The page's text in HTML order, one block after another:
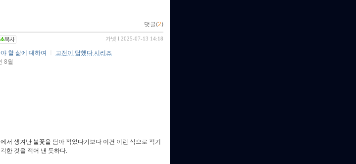
댓글(2)
가넷 l 2025-07-13 14:18
할 삶에 대하여
고전이 답했다 시리즈
8월
서 생겨난 불꽃을 담아 적었다기보다 이건 이런 식으로 적기
한 것을 적어 낸 듯하다.